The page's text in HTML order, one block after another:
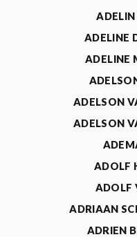
ADELIN
ADELINE
ADELINE
ADELSON
ADELSON
ADOLF
ADOLF
ADRIAAN
ADRIEN